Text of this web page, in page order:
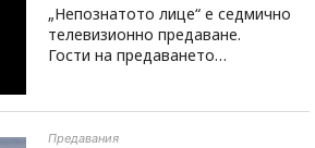
„Непознатото лице“ е седмично
телевизионно предаване.
Гости на предаването…
Предавания